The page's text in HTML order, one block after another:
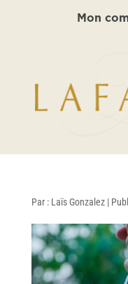
Mon
Par : Laïs Gonzalez |